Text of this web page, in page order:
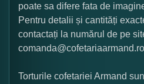
poate sa difere fata de
Pentru detalii și cantități
contactați la numărul de pe
Torturile cofetariei Armand